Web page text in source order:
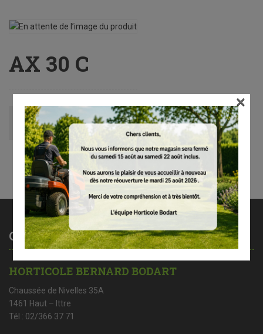
AX 30 C
Avis (0)
Contactez-nous
HORTICOLE BERNARD BODART
Chaussée de Nivelles 35A
1461 Haut – Ittre
Tél : 02/366 37 71
×